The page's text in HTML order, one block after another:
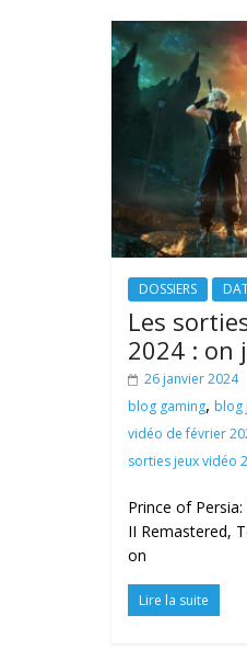
DOSSIERS
Les
2024 : on
26 janvier 2024
blog gaming, blog
vidéo de février
sorties jeux vidéo
Prince of
II Remastered,
on
Lire la suite